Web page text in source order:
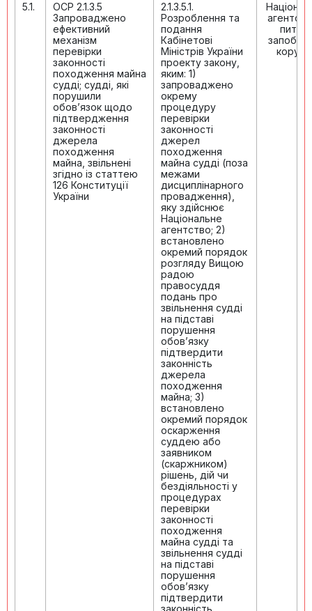
5.1.
ОСР 2.1.3.5
Запроваджено
ефективний
механізм
перевірки
законності
походження майна
судді; судді, які
порушили
обов’язок щодо
підтвердження
законності
джерела
походження
майна, звільнені
згідно із статтею
126 Конституції
України
2.1.3.5.1.
Розроблення та
подання
Кабінетові
Міністрів України
проекту закону,
яким: 1)
запроваджено
окрему
процедуру
перевірки
законності
джерел
походження
майна судді (поза
межами
дисциплінарного
провадження),
яку здійснює
Національне
агентство; 2)
встановлено
окремий порядок
розгляду Вищою
радою
правосуддя
подань про
звільнення судді
на підставі
порушення
обов’язку
підтвердити
законність
джерела
походження
майна; 3)
встановлено
окремий порядок
оскарження
суддею або
заявником
(скаржником)
рішень, дій чи
бездіяльності у
процедурах
перевірки
законності
походження
майна судді та
звільнення судді
на підставі
порушення
обов’язку
підтвердити
законність